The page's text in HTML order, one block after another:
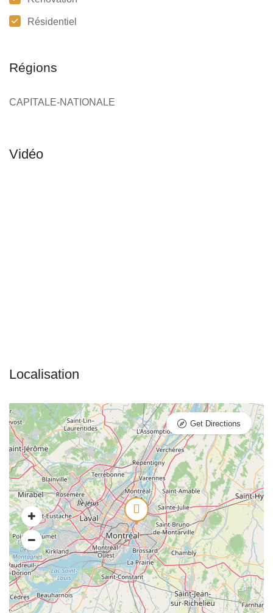
Résidentiel
Régions
CAPITALE-NATIONALE
Get Directions